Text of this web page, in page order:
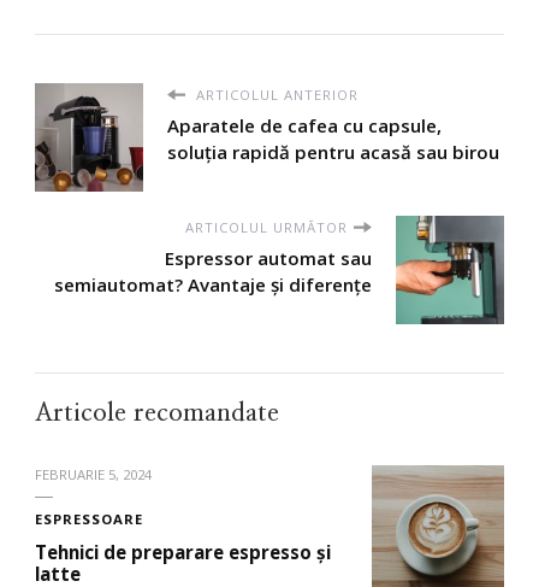
ARTICOLUL ANTERIOR
Aparatele de cafea cu capsule,
soluția rapidă pentru acasă sau birou
ARTICOLUL URMĂTOR
Espressor automat sau
semiautomat? Avantaje și diferențe
Articole recomandate
FEBRUARIE 5, 2024
ESPRESSOARE
Tehnici de preparare espresso și
latte